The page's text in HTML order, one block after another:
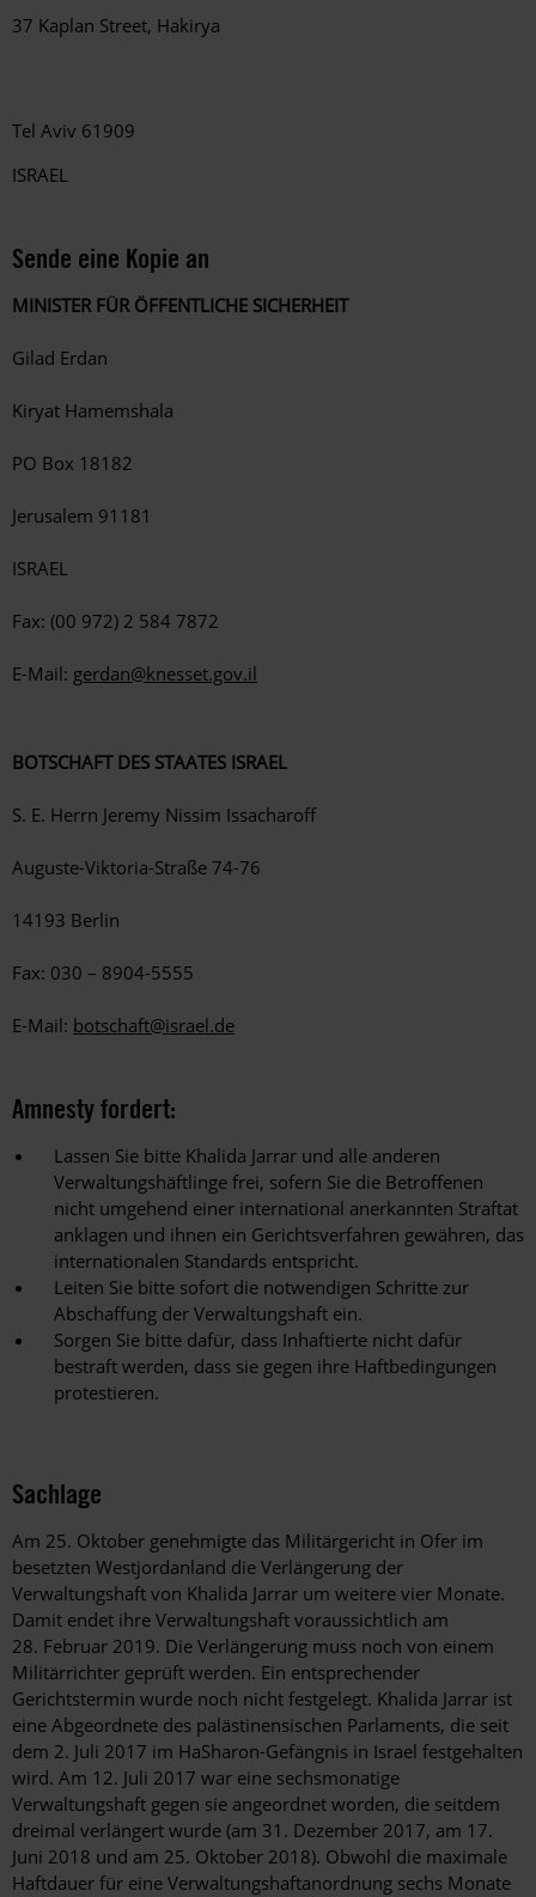
37 Kaplan Street, Hakirya
Tel Aviv 61909
ISRAEL
Sende eine Kopie an
MINISTER FÜR ÖFFENTLICHE SICHERHEIT
Gilad Erdan
Kiryat Hamemshala
PO Box 18182
Jerusalem 91181
ISRAEL
Fax: (00 972) 2 584 7872
E-Mail: gerdan@knesset.gov.il
BOTSCHAFT DES STAATES ISRAEL
S. E. Herrn Jeremy Nissim Issacharoff
Auguste-Viktoria-Straße 74-76
14193 Berlin
Fax: 030 – 8904-5555
E-Mail: botschaft@israel.de
Amnesty fordert:
Lassen Sie bitte Khalida Jarrar und alle anderen
Verwaltungshäftlinge frei, sofern Sie die Betroffenen
nicht umgehend einer international anerkannten Straftat
anklagen und ihnen ein Gerichtsverfahren gewähren, das
internationalen Standards entspricht.
Leiten Sie bitte sofort die notwendigen Schritte zur
Abschaffung der Verwaltungshaft ein.
Sorgen Sie bitte dafür, dass Inhaftierte nicht dafür
bestraft werden, dass sie gegen ihre Haftbedingungen
protestieren.
Sachlage
Am 25. Oktober genehmigte das Militärgericht in Ofer im
besetzten Westjordanland die Verlängerung der
Verwaltungshaft von Khalida Jarrar um weitere vier Monate.
Damit endet ihre Verwaltungshaft voraussichtlich am
28. Februar 2019. Die Verlängerung muss noch von einem
Militärrichter geprüft werden. Ein entsprechender
Gerichtstermin wurde noch nicht festgelegt. Khalida Jarrar ist
eine Abgeordnete des palästinensischen Parlaments, die seit
dem 2. Juli 2017 im HaSharon-Gefängnis in Israel festgehalten
wird. Am 12. Juli 2017 war eine sechsmonatige
Verwaltungshaft gegen sie angeordnet worden, die seitdem
dreimal verlängert wurde (am 31. Dezember 2017, am 17.
Juni 2018 und am 25. Oktober 2018). Obwohl die maximale
Haftdauer für eine Verwaltungshaftanordnung sechs Monate